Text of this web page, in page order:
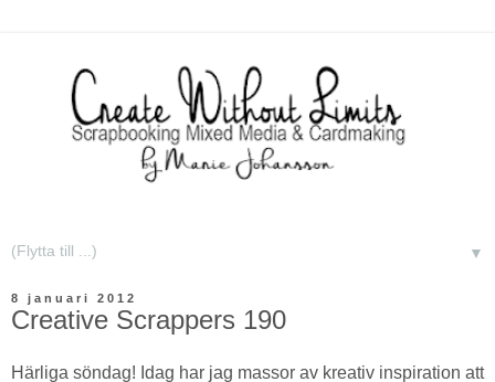
▼
8 januari 2012
Creative Scrappers 190
Härliga söndag! Idag har jag massor av kreativ inspiration att